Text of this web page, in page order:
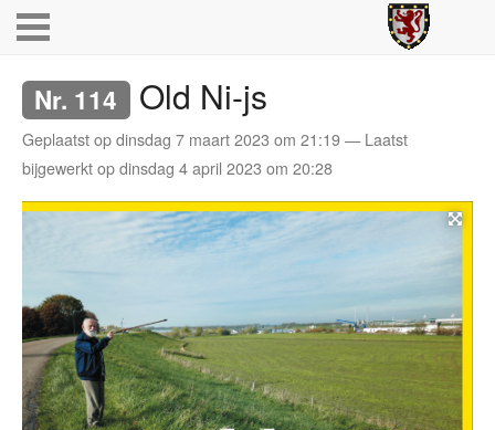
Nr. 114 Old Ni-js
Geplaatst op dinsdag 7 maart 2023 om 21:19 — Laatst
bijgewerkt op dinsdag 4 april 2023 om 20:28